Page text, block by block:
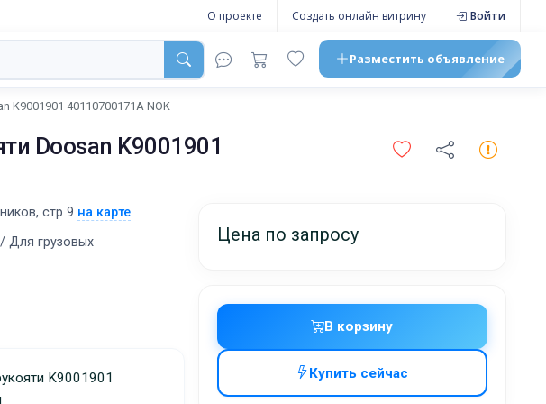
О проекте Создать онлайн витрину Войти
Разместить объявление
K9001901 40110700171A NOK
Doosan K9001901
Цена по запросу
В корзину
Купить сейчас
стр 9 на карте
Для грузовых